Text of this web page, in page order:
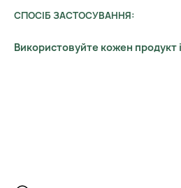
СПОСІБ ЗАСТОСУВАННЯ:
Використовуйте кожен продукт